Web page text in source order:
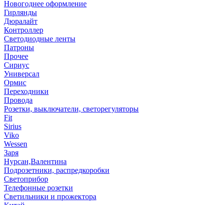
Новогоднее оформление
Гирлянды
Дюралайт
Контроллер
Светодиодные ленты
Патроны
Прочее
Сириус
Универсал
Ормис
Переходники
Провода
Розетки, выключатели, светорегуляторы
Fit
Sirius
Viko
Wessen
Заря
Нурсан,Валентина
Подрозетники, распредкоробки
Светоприбор
Телефонные розетки
Светильники и прожектора